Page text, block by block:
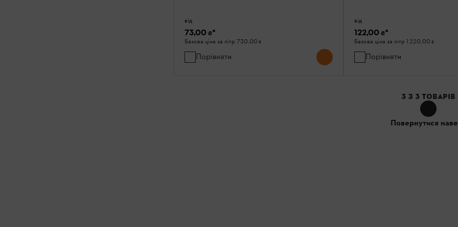
від
73,00 ₴*
Базова ціна за літр 730,00 ₴
Порівняти
від
122,00 ₴*
Базова ціна за літр 1 220,00 ₴
Порівняти
3 З 3 ТОВАРІВ
Повернутися